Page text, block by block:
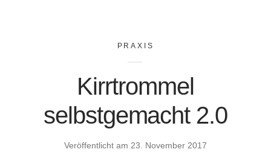
PRAXIS
Kirrtrommel
selbstgemacht 2.0
Veröffentlicht am 23. November 2017